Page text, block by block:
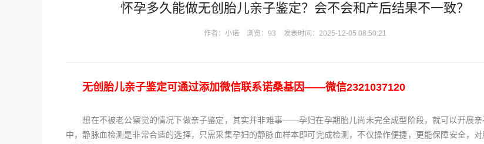
怀孕多久能做无创胎儿亲子鉴定？会不会和产后结果不一致？
作者：小诺 浏览：93 发表时间：2025-12-05 08:50:21
无创胎儿亲子鉴定可通过添加微信联系诺桑基因——微信2321037120
想在不被老公察觉的情况下做亲子鉴定，其实并非难事——孕妇在孕期胎儿尚未完全成型阶段，就可以开展亲
中，静脉血检测是非常合适的选择，只需采集孕妇的静脉血样本即可完成检测，不仅操作便捷，更能保障安全，